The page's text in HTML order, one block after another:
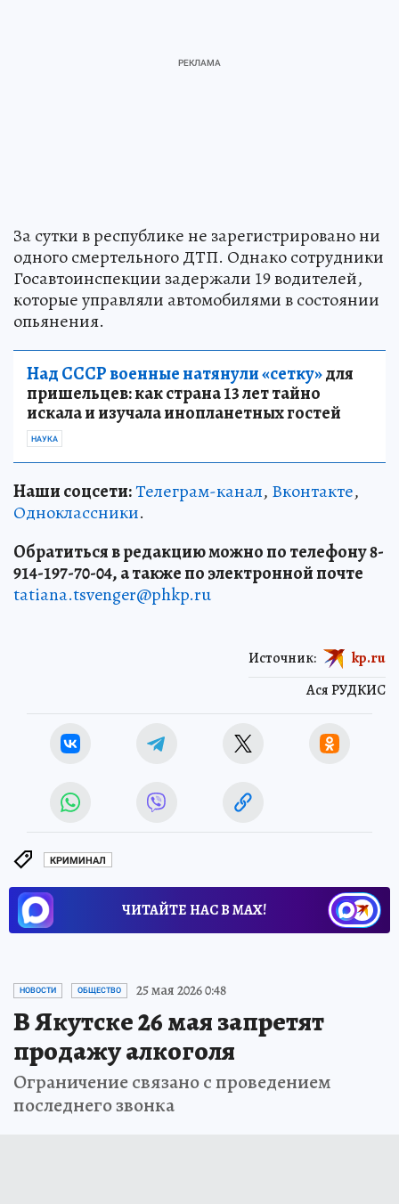
За сутки в республике не зарегистрировано ни
одного смертельного ДТП. Однако сотрудники
Госавтоинспекции задержали 19 водителей,
которые управляли автомобилями в состоянии
опьянения.
Над СССР военные натянули «сетку»для
пришельцев: как страна 13 лет тайно
искала и изучала инопланетных гостей
НАУКА
Наши соцсети:Телеграм-канал, Вконтакте,
Одноклассники.
Обратиться в редакцию можно по телефону 8-
914-197-70-04, а также по электронной почте
tatiana.tsvenger@phkp.ru
Ася РУДКИС
Источник: kp.ru
КРИМИНАЛ
ЧИТАЙТЕ НАС В МАХ!
НОВОСТИ ОБЩЕСТВО 25 мая 2026 0:48
В Якутске 26 мая запретят
продажу алкоголя
Ограничение связано с проведением
последнего звонка